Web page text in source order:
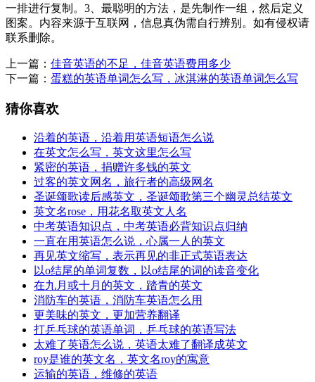
一排进行复制。3、最聪明的方法，是先制作一组，然后定义
图案。内容来源于互联网，信息真伪需自行辨别。如有侵权请
联系删除。
上一篇： 佳音英语的不足，佳音英语费用多少
下一篇： 蛋糕的英语单词怎么写，冰淇淋的英语单词怎么写
猜你喜欢
沿着的英语，沿着用英语短语怎么说
在英文怎么写，英文这里怎么写
紧密的英语，捐赠许多钱的英文
过客的英文网名，旅行者的高级网名
圣诞颂歌读后感英文，圣诞颂歌第三个幽灵总结英文
英文名rose，用花名取英文人名
中考英语知识点，中考英语必背知识点归纳
一直在用英语怎么说，心属一人的英文
再见英文缩写，表示再见的非正式英语表达
以o结尾的单词复数，以o结尾的词的读音变化
在九月或十月的英文，踏青的英文
消防车的英语，消防车英语怎么用
更美味的英文，更加营养翻译
打乒乓球的英语单词，乒乓球的英语写法
太难了英语怎么说，英语太难了翻译成英文
roy是谁的英文名，英文名roy的寓意
运输的英语，维修的英语